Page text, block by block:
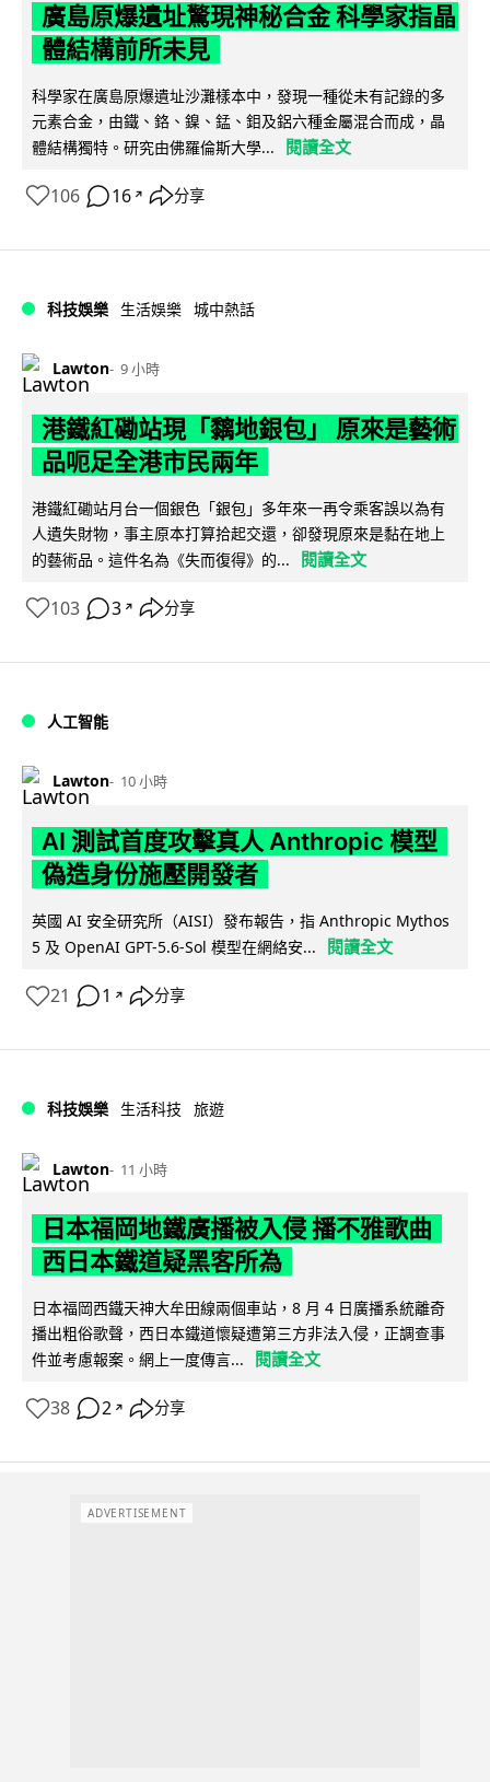
廣島原爆遺址驚現神秘合金 科學家指晶
體結構前所未見
科學家在廣島原爆遺址沙灘樣本中，發現一種從未有記錄的多
元素合金，由鐵、鉻、鎳、錳、鉬及鋁六種金屬混合而成，晶
體結構獨特。研究由佛羅倫斯大學...
閱讀全文
106 16 ↗ 分享
科技娛樂 生活娛樂 城中熱話
Lawton 9 小時
港鐵紅磡站現「黐地銀包」 原來是藝術
品呃足全港市民兩年
港鐵紅磡站月台一個銀色「銀包」多年來一再令乘客誤以為有
人遺失財物，事主原本打算拾起交還，卻發現原來是黏在地上
的藝術品。這件名為《失而復得》的...
閱讀全文
103 3 ↗ 分享
人工智能
Lawton 10 小時
AI 測試首度攻擊真人 Anthropic 模型
偽造身份施壓開發者
英國 AI 安全研究所（AISI）發布報告，指 Anthropic Mythos
5 及 OpenAI GPT-5.6-Sol 模型在網絡安...
閱讀全文
21 1 ↗ 分享
科技娛樂 生活科技 旅遊
Lawton 11 小時
日本福岡地鐵廣播被入侵 播不雅歌曲
西日本鐵道疑黑客所為
日本福岡西鐵天神大牟田線兩個車站，8 月 4 日廣播系統離奇
播出粗俗歌聲，西日本鐵道懷疑遭第三方非法入侵，正調查事
件並考慮報案。網上一度傳言...
閱讀全文
38 2 ↗ 分享
ADVERTISEMENT